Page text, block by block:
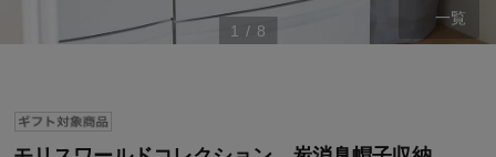
1 / 8
一覧
ステージが上がれば送料無料・返品引取無料！
ベルメゾン・ポイントについて